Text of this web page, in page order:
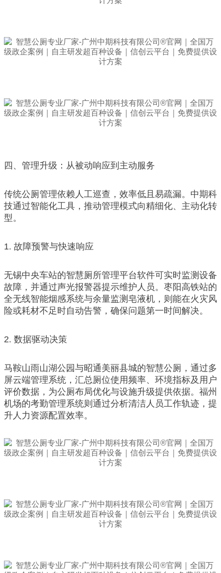
四、管理升级：从被动响应到主动服务
传统公厕管理依赖人工巡查，效率低且易疏漏。中期科
技通过智能化工具，推动管理模式向精细化、主动化转
型。
1. 故障预警与快速响应
无锡中央车站的智慧厕所管理平台软件可实时监测设备
故障，并通过声光报警器提示维护人员。枣阳高铁站的
全无线智能烟感系统与余量监测皂液机，则能在火灾风
险或耗材不足时自动告警，确保问题第一时间解决。
2. 数据驱动决策
马鞍山雨山湖公园与昭通美丽县城的智慧公厕，通过多
屏云端管理系统，汇总厕位使用频率、环境指标及用户
评价数据，为公厕布局优化与设施升级提供依据。福州
机场的考勤管理系统则通过分析清洁人员工作轨迹，提
升人力资源配置效率。